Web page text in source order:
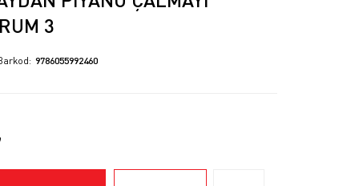
3
9786055992460